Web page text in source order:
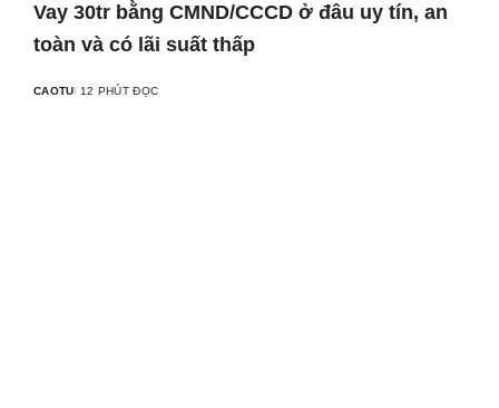
Vay 30tr bằng CMND/CCCD ở đâu uy tín, an
toàn và có lãi suất thấp
CAOTU 12 PHÚT ĐỌC